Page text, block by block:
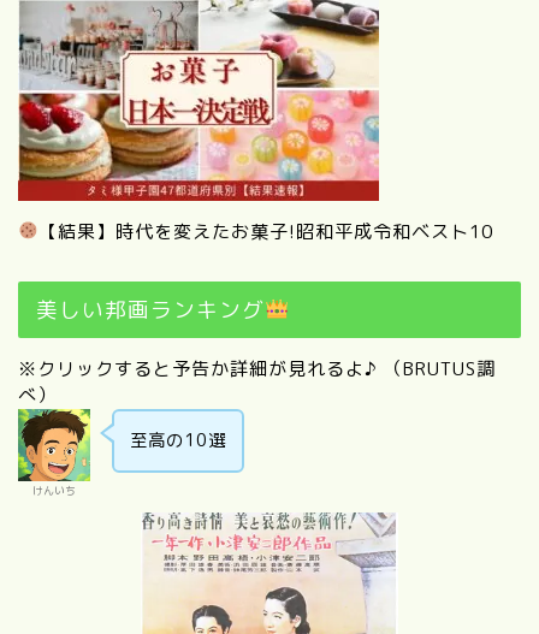
【結果】時代を変えたお菓子!昭和平成令和ベスト10
美しい邦画ランキング
※クリックすると予告か詳細が見れるよ♪ （BRUTUS調
べ）
けんいち
至高の10選